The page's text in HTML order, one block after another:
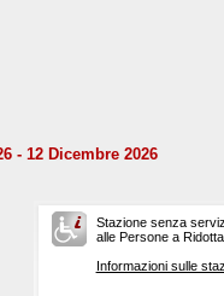
- 12 Dicembre 2026
Stazione senza
alle Persone a
Informazioni sulle